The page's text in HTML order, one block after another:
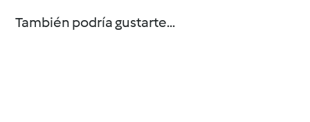
También podría gustarte...